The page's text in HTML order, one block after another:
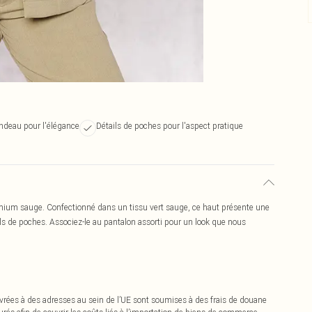
pour l'élégance Détails de poches pour l'aspect pratique
sauge. Confectionné dans un tissu vert sauge, ce haut présente une
poches. Associez-le au pantalon assorti pour un look que nous
à des adresses au sein de l’UE sont soumises à des frais de douane